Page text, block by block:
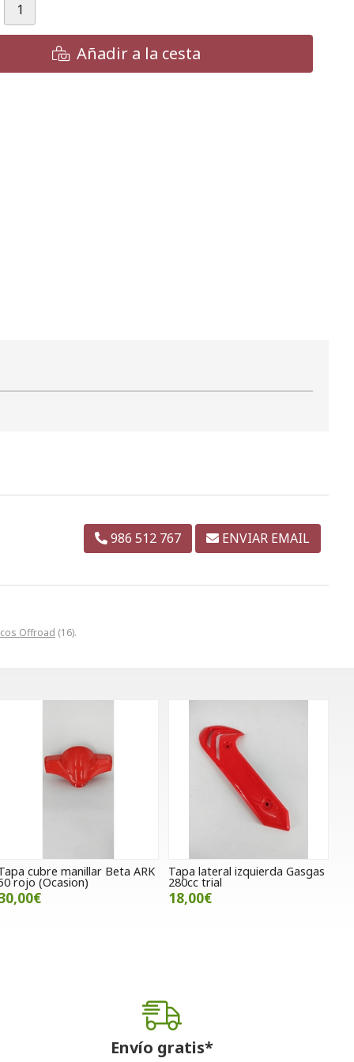
Añadir a la cesta
Offroad (16).
986 512 767 ENVIAR EMAIL
cubre manillar Beta ARK
rojo (Ocasion)
Tapa lateral izquierda Gasgas
280cc trial
18,00€
Envío gratis*